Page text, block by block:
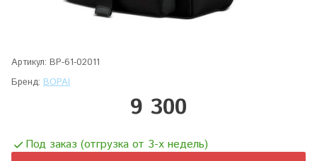
Артикул: BP-61-02011
Бренд: BOPAI
9 300
Под заказ (отгрузка от 3-х недель)